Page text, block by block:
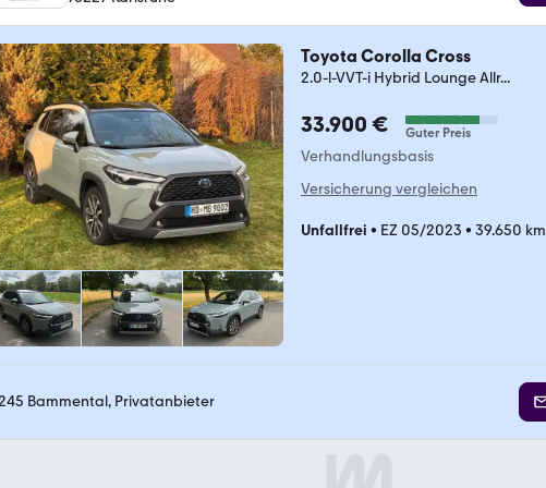
Toyota Corolla Cross
2.0-l-VVT-i Hybrid Lounge Allr...
33.900 € Guter Preis
Verhandlungsbasis
Versicherung vergleichen
Unfallfrei • EZ 05/2023 • 39.650 km
Bammental, Privatanbieter